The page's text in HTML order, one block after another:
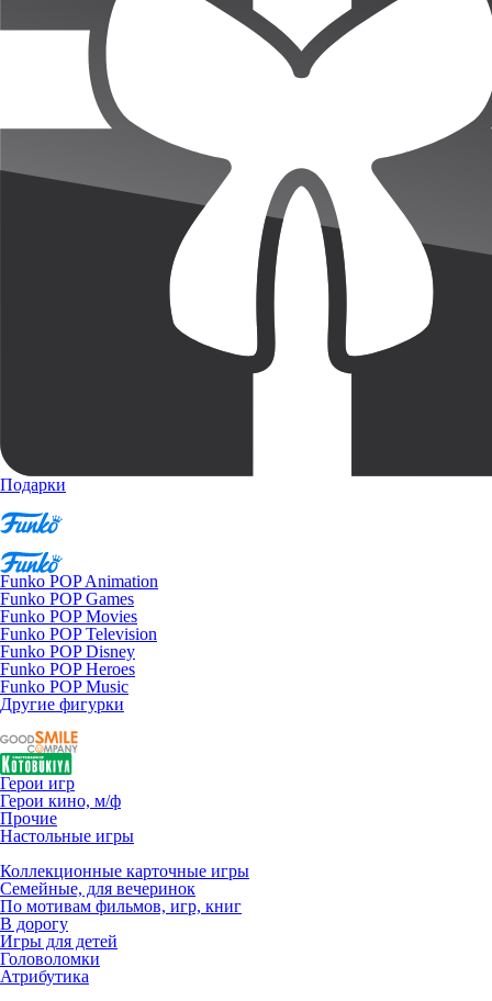
Подарки
Funko POP Animation
Funko POP Games
Funko POP Movies
Funko POP Television
Funko POP Disney
Funko POP Heroes
Funko POP Music
Другие фигурки
Герои игр
Герои кино, м/ф
Прочие
Настольные игры
Коллекционные карточные игры
Семейные, для вечеринок
По мотивам фильмов, игр, книг
В дорогу
Игры для детей
Головоломки
Атрибутика